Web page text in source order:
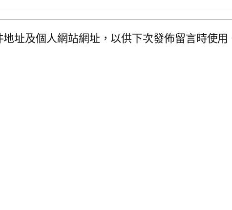
址及個人網站網址，以供下次發佈留言時使用